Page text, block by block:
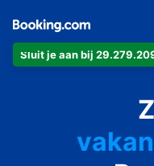
Sluit je aan bij